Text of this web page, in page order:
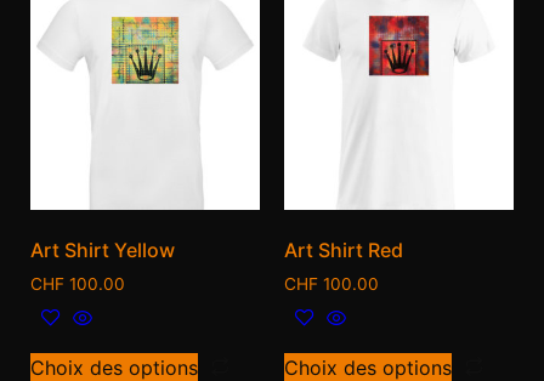
Art Shirt Yellow
CHF 100.00
Choix des options
Art Shirt Red
CHF 100.00
Choix des options